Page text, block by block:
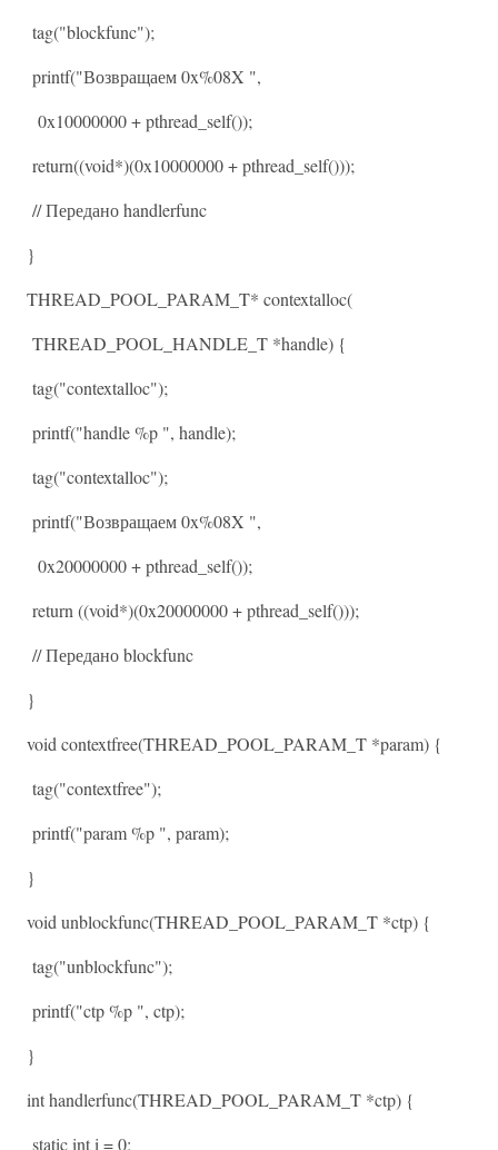
tag("blockfunc");
printf("Возвращаем 0x%08X ",
0x10000000 + pthread_self());
return((void*)(0x10000000 + pthread_self()));
// Передано handlerfunc
}
THREAD_POOL_PARAM_T* contextalloc(
THREAD_POOL_HANDLE_T *handle) {
tag("contextalloc");
printf("handle %p ", handle);
tag("contextalloc");
printf("Возвращаем 0x%08X ",
0x20000000 + pthread_self());
return ((void*)(0x20000000 + pthread_self()));
// Передано blockfunc
}
void contextfree(THREAD_POOL_PARAM_T *param) {
tag("contextfree");
printf("param %p ", param);
}
void unblockfunc(THREAD_POOL_PARAM_T *ctp) {
tag("unblockfunc");
printf("ctp %p ", ctp);
}
int handlerfunc(THREAD_POOL_PARAM_T *ctp) {
static int i = 0;